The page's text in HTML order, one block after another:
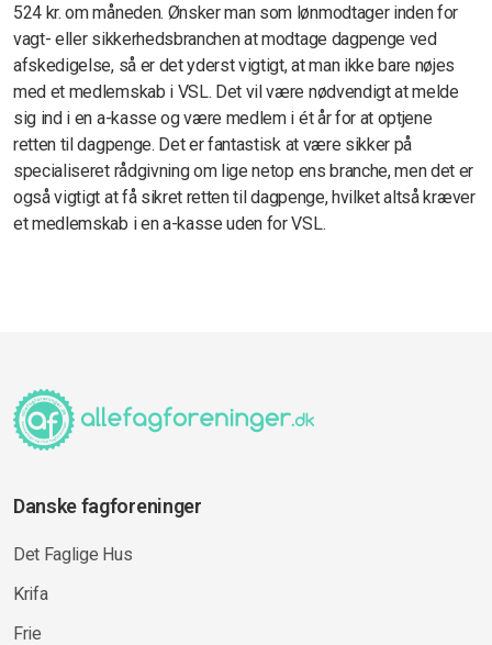
524 kr. om måneden. Ønsker man som lønmodtager inden for
vagt- eller sikkerhedsbranchen at modtage dagpenge ved
afskedigelse, så er det yderst vigtigt, at man ikke bare nøjes
med et medlemskab i VSL. Det vil være nødvendigt at melde
sig ind i en a-kasse og være medlem i ét år for at optjene
retten til dagpenge. Det er fantastisk at være sikker på
specialiseret rådgivning om lige netop ens branche, men det er
også vigtigt at få sikret retten til dagpenge, hvilket altså kræver
et medlemskab i en a-kasse uden for VSL.
Danske fagforeninger
Det Faglige Hus
Krifa
Frie